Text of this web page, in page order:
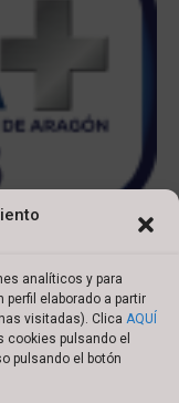
analíticos y para
elaborado a partir
visitadas). Clica AQUÍ
cookies pulsando el
pulsando el botón